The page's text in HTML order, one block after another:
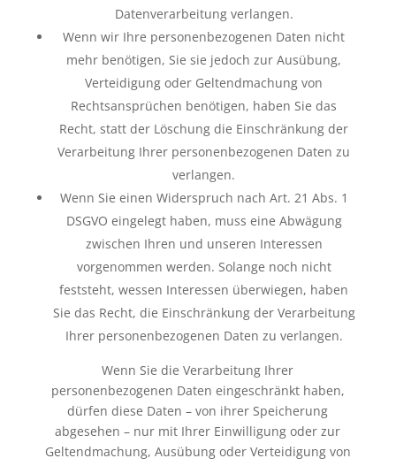
Datenverarbeitung verlangen.
Wenn wir Ihre personenbezogenen Daten nicht
mehr benötigen, Sie sie jedoch zur Ausübung,
Verteidigung oder Geltendmachung von
Rechtsansprüchen benötigen, haben Sie das
Recht, statt der Löschung die Einschränkung der
Verarbeitung Ihrer personenbezogenen Daten zu
verlangen.
Wenn Sie einen Widerspruch nach Art. 21 Abs. 1
DSGVO eingelegt haben, muss eine Abwägung
zwischen Ihren und unseren Interessen
vorgenommen werden. Solange noch nicht
feststeht, wessen Interessen überwiegen, haben
Sie das Recht, die Einschränkung der Verarbeitung
Ihrer personenbezogenen Daten zu verlangen.
Wenn Sie die Verarbeitung Ihrer
personenbezogenen Daten eingeschränkt haben,
dürfen diese Daten – von ihrer Speicherung
abgesehen – nur mit Ihrer Einwilligung oder zur
Geltendmachung, Ausübung oder Verteidigung von